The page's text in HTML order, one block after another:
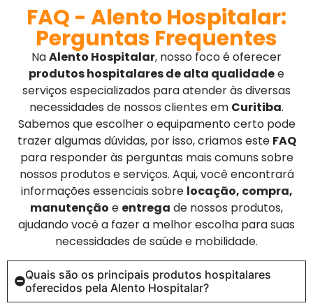
FAQ - Alento Hospitalar:
Perguntas Frequentes
NaAlento Hospitalar, nosso foco é oferecer
produtos hospitalares de alta qualidadee
serviços especializados para atender às diversas
necessidades de nossos clientes em Curitiba.
Sabemos que escolher o equipamento certo pode
trazer algumas dúvidas, por isso, criamos este FAQ
para responder às perguntas mais comuns sobre
nossos produtos e serviços. Aqui, você encontrará
informações essenciais sobre locação, compra,
manutenção e entrega de nossos produtos,
ajudando você a fazer a melhor escolha para suas
necessidades de saúde e mobilidade.
Quais são os principais produtos hospitalares
oferecidos pela Alento Hospitalar?